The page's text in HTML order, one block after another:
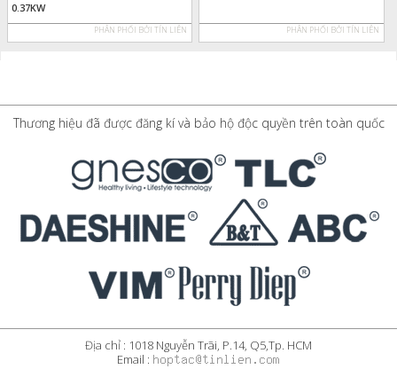
0.37KW
PHÂN PHỐI BỞI TÍN LIÊN PHÂN PHỐI BỞI TÍN LIÊN
Thương hiệu đã được đăng kí và bảo hộ độc quyền trên toàn quốc
Địa chỉ : 1018 Nguyễn Trãi, P.14, Q5,Tp. HCM
Email :